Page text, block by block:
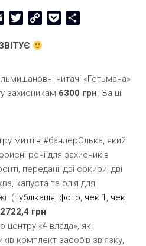
Email TwitterCopy
Pocket
читачі «Гетьмана»
захисникам 6300 грн. За ці
митців #бандерОлька, який
речі для захисників
передані: дві сокири, дві
капуста та олія для
(публікація, фото, чек 1 , чек
2722,4 грн
«4 влада», які
комплект засобів зв’язку,